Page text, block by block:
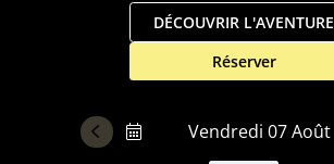
DÉCOUVRIR L'AVENTURE
Réserver